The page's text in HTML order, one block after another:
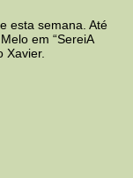
esta semana. Até
em “SereiA
Xavier.